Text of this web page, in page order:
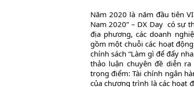
Năm 2020 là năm đầu tiên
Nam 2020” – DX Day có sự
địa phương, các doanh
gồm một chuỗi các hoạt
chính sách “Làm gì để đẩy
thảo luận chuyên đề diễn
trọng điểm: Tài chính ngân
của chương trình là các hoạt